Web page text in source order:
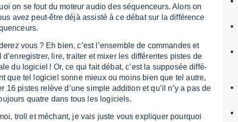
on se fout du moteur audio des séquen­ceurs. Alors on
avez peut-être déjà assisté à ce débat sur la diffé­rence
vous ? Eh bien, c’est l’en­semble de commandes et
lire, trai­ter et mixer les diffé­rentes pistes de
du logi­ciel ! Or, ce qui fait débat, c’est la suppo­sée diffé­
que tel logi­ciel sonne mieux ou moins bien que tel autre,
16 pistes relève d’une simple addi­tion et qu’il n’y a pas de
quatre dans tous les logi­ciels.
troll et méchant, je vais juste vous expliquer pourquoi